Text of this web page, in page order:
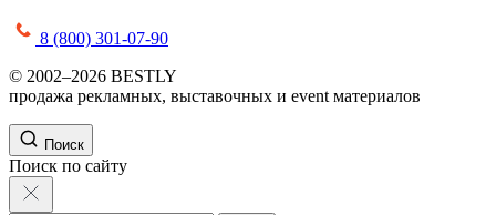
8 (800) 301-07-90
© 2002–2026 BESTLY
продажа рекламных, выставочных и event материалов
Поиск
Поиск по сайту